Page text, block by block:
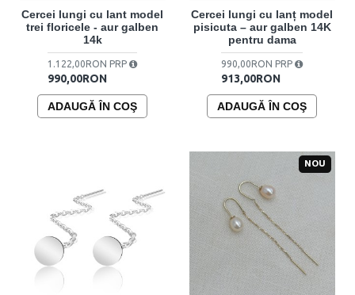
Cercei lungi cu lant model
trei floricele - aur galben
14k
990,00RON
1.122,00RON PRP
ADAUGĂ ÎN COŞ
Cercei lungi cu lanț model
pisicuta – aur galben 14K
pentru dama
913,00RON
990,00RON PRP
ADAUGĂ ÎN COŞ
NOU